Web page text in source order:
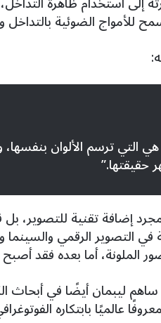
للأمواج الضوئية
التي ترسم الألوان
حقيقتها.”
إضافة تقنية للتصوير،
في التصوير الرقمي
الملونة، أما بعده فقد
ليبمان أيضًا في أبحاث
عالميًا بابتكاره